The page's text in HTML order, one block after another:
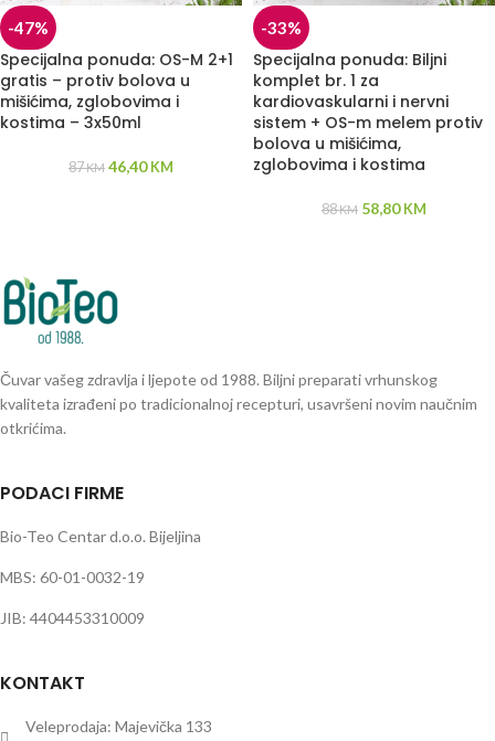
-47%
Specijalna ponuda: OS-M 2+1
gratis – protiv bolova u
mišićima, zglobovima i
kostima – 3x50ml
87KM 46,40 KM
-33%
Specijalna ponuda: Biljni
komplet br. 1 za
kardiovaskularni i nervni
sistem + OS-m melem protiv
bolova u mišićima,
zglobovima i kostima
88KM 58,80 KM
Čuvar vašeg zdravlja i ljepote od 1988. Biljni preparati vrhunskog
kvaliteta izrađeni po tradicionalnoj recepturi, usavršeni novim naučnim
otkrićima.
PODACI FIRME
Bio-Teo Centar d.o.o. Bijeljina
MBS: 60-01-0032-19
JIB: 4404453310009
KONTAKT
Veleprodaja: Majevička 133